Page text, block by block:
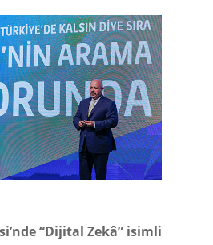
“Dijital Zekâ” isimli